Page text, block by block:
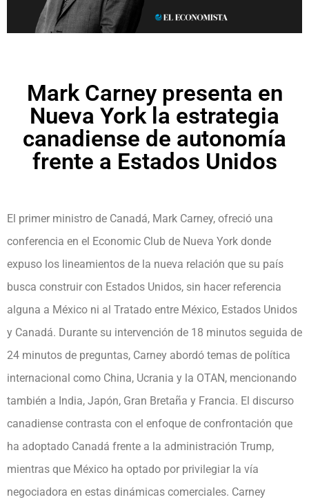
Mark Carney presenta en
Nueva York la estrategia
canadiense de autonomía
frente a Estados Unidos
El primer ministro de Canadá, Mark Carney, ofreció una
conferencia en el Economic Club de Nueva York donde
expuso los lineamientos de la nueva relación que su país
busca construir con Estados Unidos, sin hacer referencia
alguna a México ni al Tratado entre México, Estados Unidos
y Canadá. Durante su intervención de 18 minutos seguida de
24 minutos de preguntas, Carney abordó temas de política
internacional como China, Ucrania y la OTAN, mencionando
también a India, Japón, Gran Bretaña y Francia. El discurso
canadiense contrasta con el enfoque de confrontación que
ha adoptado Canadá frente a la administración Trump,
mientras que México ha optado por privilegiar la vía
negociadora en estas dinámicas comerciales. Carney